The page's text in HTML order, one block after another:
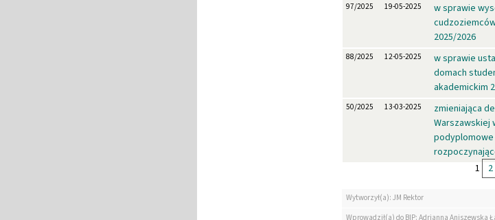
97/2025 19-05-2025
w sprawie
2025/2026
88/2025 12-05-2025
w sprawie
domach
akademickim
50/2025 13-03-2025
zmieniająca
Warszawskiej
podyplomowe
1 2
Wytworzył(a): JM Rektor
Wprowadził(a) do BIP: Adrianna Aniszewska